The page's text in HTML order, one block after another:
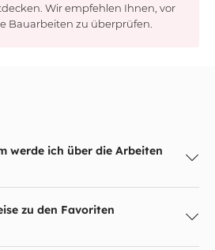
Wir empfehlen Ihnen, vor
Bauarbeiten zu überprüfen.
werde ich über die Arbeiten
zu den Favoriten